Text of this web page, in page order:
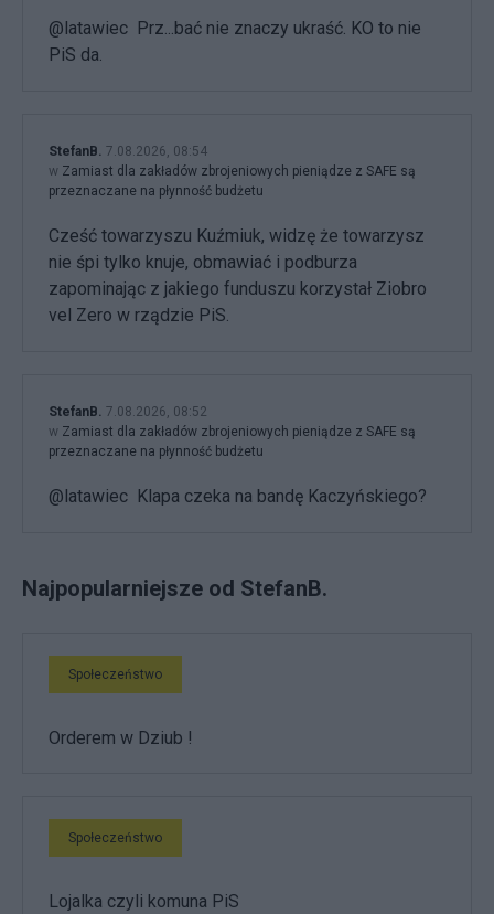
@latawiec Prz...bać nie znaczy ukraść. KO to nie
PiS da.
StefanB. 7.08.2026, 08:54
w Zamiast dla zakładów zbrojeniowych pieniądze z SAFE są
przeznaczane na płynność budżetu
Cześć towarzyszu Kuźmiuk, widzę że towarzysz
nie śpi tylko knuje, obmawiać i podburza
zapominając z jakiego funduszu korzystał Ziobro
vel Zero w rządzie PiS.
StefanB. 7.08.2026, 08:52
w Zamiast dla zakładów zbrojeniowych pieniądze z SAFE są
przeznaczane na płynność budżetu
@latawiec Klapa czeka na bandę Kaczyńskiego?
Najpopularniejsze od StefanB.
Społeczeństwo
Orderem w Dziub !
Społeczeństwo
Lojalka czyli komuna PiS